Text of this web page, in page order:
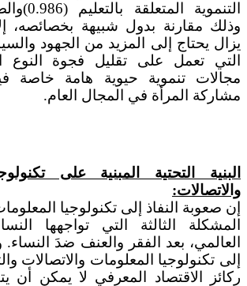
وذلك مقارنة بدول شبيهة بخصائصه،
يزال يحتاج إلى المزيد من الجهود
التي تعمل على تقليل فجوة النوع
مجالات تنموية حيوية هامة خاصة
مشاركة المرأة في المجال العام.
البنية التحتية المبنية على
والاتصالات:
إن صعوبة النفاذ إلى تكنولوجيا
المشكلة الثالثة التي تواجهها
العالمي، بعد الفقر والعنف ضدَ النساء.
إلى تكنولوجيا المعلومات والاتصالات
ركائز الاقتصاد المعرفي لا يمكن أن